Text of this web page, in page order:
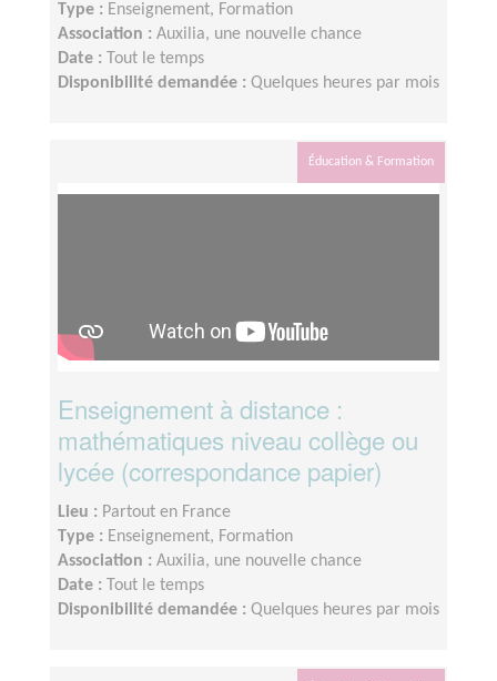
Type : Enseignement, Formation
Association : Auxilia, une nouvelle chance
Date :
Tout le temps
Disponibilité demandée : Quelques heures par mois
Éducation & Formation
Enseignement à distance :
mathématiques niveau collège ou
lycée (correspondance papier)
Lieu : Partout en France
Type : Enseignement, Formation
Association : Auxilia, une nouvelle chance
Date :
Tout le temps
Disponibilité demandée : Quelques heures par mois